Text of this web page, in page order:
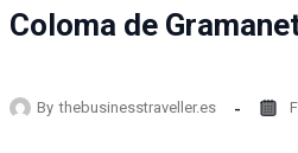
Coloma de
By thebusinesstraveller.es